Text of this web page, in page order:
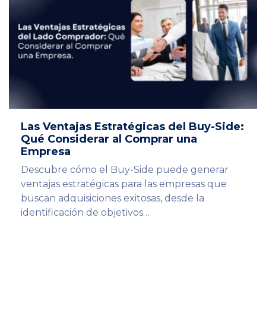
Las Ventajas Estratégicas del Buy-Side:
Qué Considerar al Comprar una
Empresa
Descubre cómo el Buy-Side puede generar
ventajas estratégicas para las empresas que
buscan adquisiciones exitosas, desde la
identificación de objetivos…